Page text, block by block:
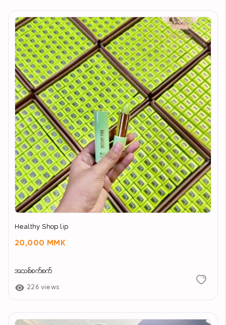
Healthy Shop lip
20,000 MMK
အသစ်စက်စက်
226 views